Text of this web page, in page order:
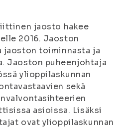
jaosto hakee
2016. Jaoston
jaoston toiminnasta ja
Jaoston puheenjohtaja
ylioppilaskunnan
sekä
asioissa. Lisäksi
ovat ylioppilaskunnan